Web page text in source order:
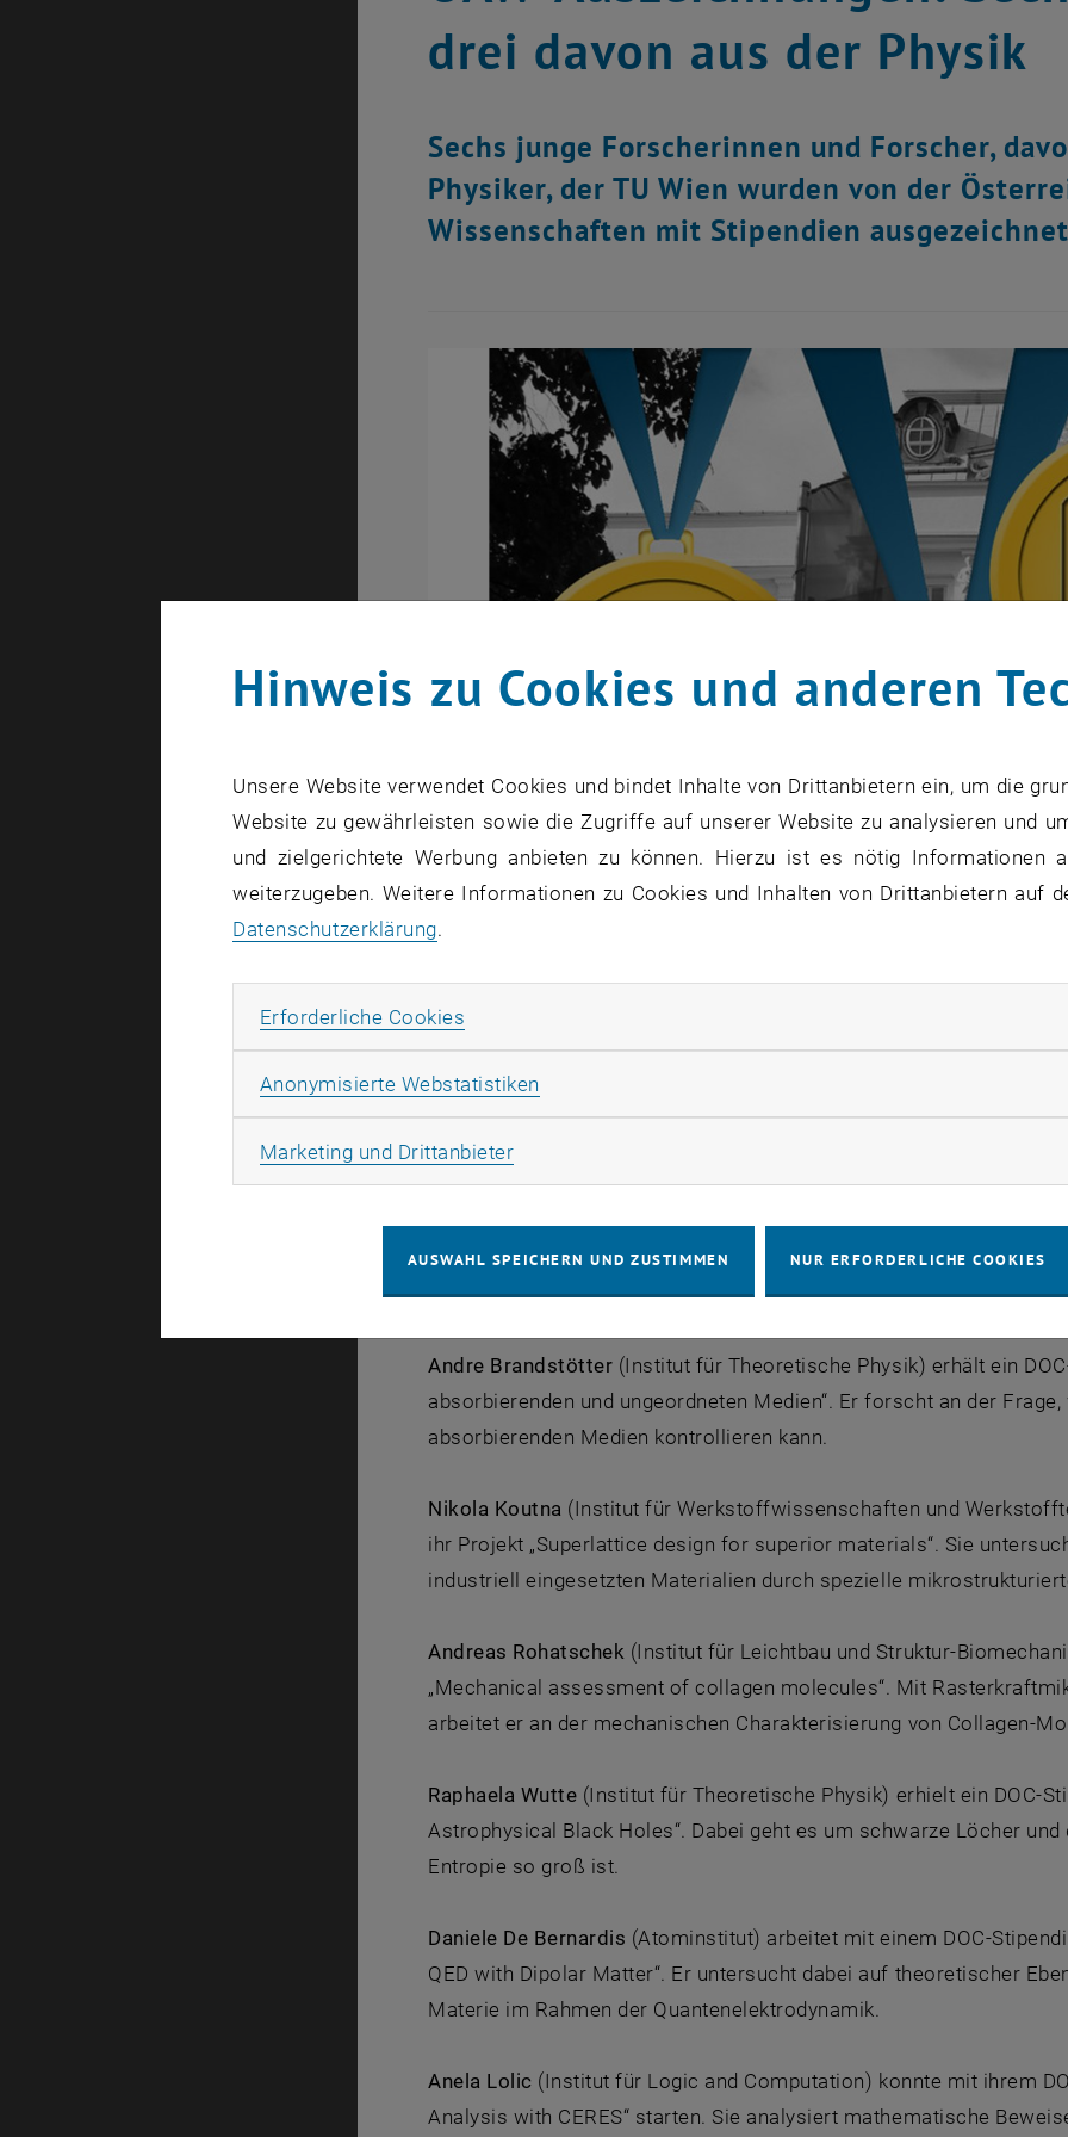
drei davon aus der Physik
Sechs junge Forscherinnen und Forscher,
Physiker, der TU Wien wurden von der
Wissenschaften mit Stipendien
Die Österreichische Akademie der Wissenschaften (ÖAW) und die
wieder Stipendien. Insgesamt 99 junge Forscherinnen und
werden nun bis zu drei Jahre lang in ihrer Forschungstätigkeit
Andre Brandstötter (Institut für Theoretische Physik) erhält ein
absorbierenden und ungeordneten Medien“. Er forscht an der
absorbierenden Medien kontrollieren kann.
Nikola Koutna (Institut für Werkstoffwissenschaften und
ihr Projekt „Superlattice design for superior materials“. Sie
industriell eingesetzten Materialien durch spezielle
Andreas Rohatschek (Institut für Leichtbau und Struktur-
„Mechanical assessment of collagen molecules“. Mit
arbeitet er an der mechanischen Charakterisierung von Collagen-
Raphaela Wutte (Institut für Theoretische Physik) erhielt ein DOC-
Astrophysical Black Holes“. Dabei geht es um schwarze Löcher
Entropie so groß ist.
Daniele De Bernardis (Atominstitut) arbeitet mit einem DOC-
QED with Dipolar Matter“. Er untersucht dabei auf theoretischer
Materie im Rahmen der Quantenelektrodynamik.
Anela Lolic (Institut für Logic and Computation) konnte mit ihrem
Analysis with CERES“ starten. Sie analysiert mathematische
Hinweis zu Cookies und anderen
Unsere Website verwendet Cookies und bindet Inhalte von Drittanbietern ein, um die
Website zu gewährleisten sowie die Zugriffe auf unserer Website zu analysieren und
und zielgerichtete Werbung anbieten zu können. Hierzu ist es nötig Informationen
weiterzugeben. Weitere Informationen zu Cookies und Inhalten von Drittanbietern auf
Datenschutzerklärung.
Erforderliche Cookies
Anonymisierte Webstatistiken
Marketing und DrittanbieterMarketing Cookies zulassen
AUSWAHL SPEICHERN UND ZUSTIMMEN NUR ERFORDERLICHE COOKIES